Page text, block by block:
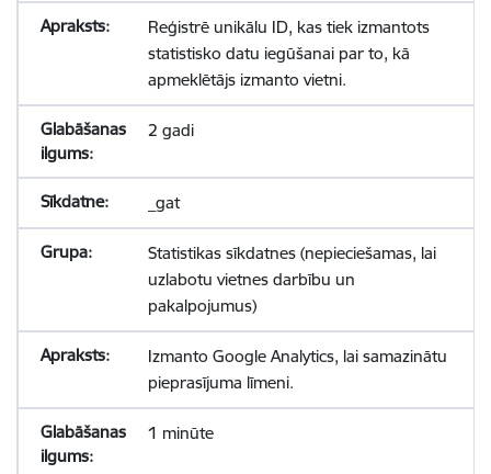
Reģistrē unikālu ID, kas tiek izmantots
statistisko datu iegūšanai par to, kā
apmeklētājs izmanto vietni.
2 gadi
_gat
Statistikas sīkdatnes (nepieciešamas, lai
uzlabotu vietnes darbību un
pakalpojumus)
Izmanto Google Analytics, lai samazinātu
pieprasījuma līmeni.
1 minūte